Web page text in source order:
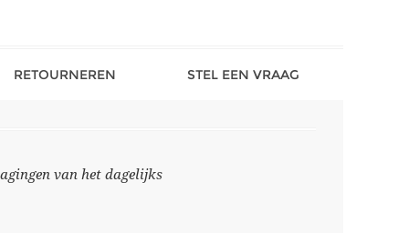
RETOURNEREN STEL EEN VRAAG
van het dagelijks